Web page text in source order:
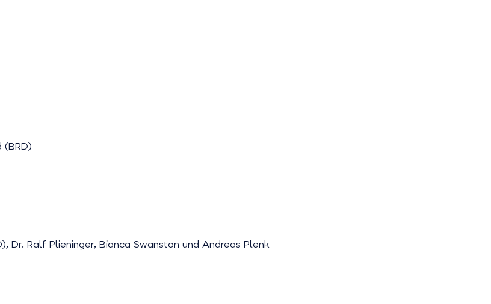
(BRD)
Dr. Ralf Plieninger, Bianca Swanston und Andreas Plenk